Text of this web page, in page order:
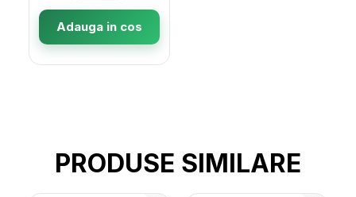
Adauga in cos
PRODUSE SIMILARE